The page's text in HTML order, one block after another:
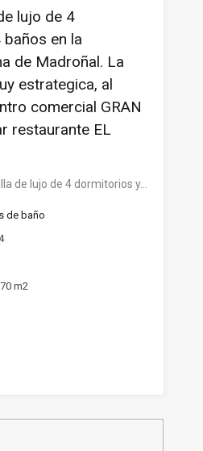
lujo de 4
en la
de Madroñal. La
estrategica, al
comercial GRAN
restaurante EL
de lujo de 4 dormitorios y…
de baño
m2